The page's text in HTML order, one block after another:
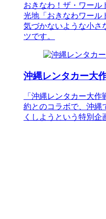
おきなわ！ザ・ワール
光地「おきなわワール
気づかないような小さ
ツです。
沖縄レンタカー大
「沖縄レンタカー大
約とのコラボで、沖縄
くしようという特別企